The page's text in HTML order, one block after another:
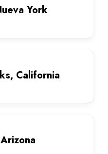
York
California